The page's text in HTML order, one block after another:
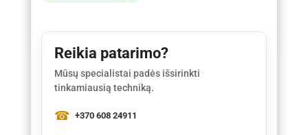
Reikia patarimo?
Mūsų specialistai padės išsirinkti
tinkamiausią techniką.
+370 608 24911